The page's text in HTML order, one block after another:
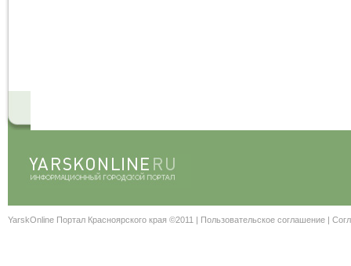
YarskOnline Портал Красноярского края ©2011 | Пользовательское соглашение |